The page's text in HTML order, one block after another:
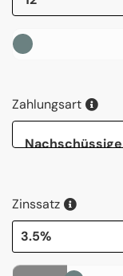
Zahlungsart
Zinssatz
3.5%